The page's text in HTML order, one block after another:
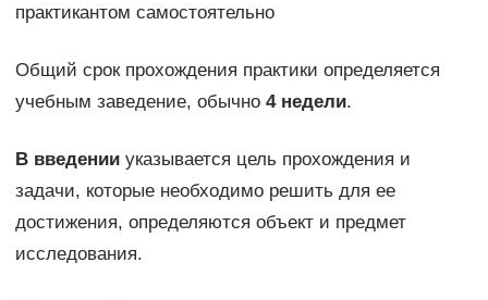
практикантом самостоятельно
Общий срок прохождения практики определяется
учебным заведение, обычно 4 недели.
В введенииуказывается цель прохождения и
задачи, которые необходимо решить для ее
достижения, определяются объект и предмет
исследования.